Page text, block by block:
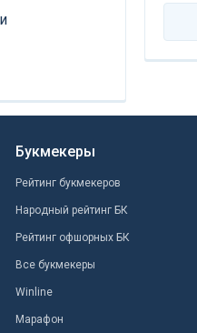
Букмекеры
Рейтинг букмекеров
Народный рейтинг БК
Рейтинг офшорных БК
Все букмекеры
Winline
Марафон